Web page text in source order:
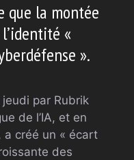
que la montée
«
».
par Rubrik
de l’IA, et en
a créé un « écart
des